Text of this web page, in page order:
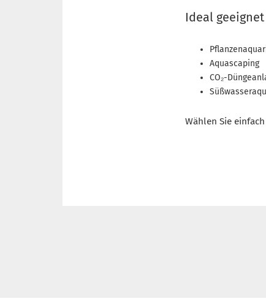
Ideal
Aquascaping
CO₂-
Wählen Sie